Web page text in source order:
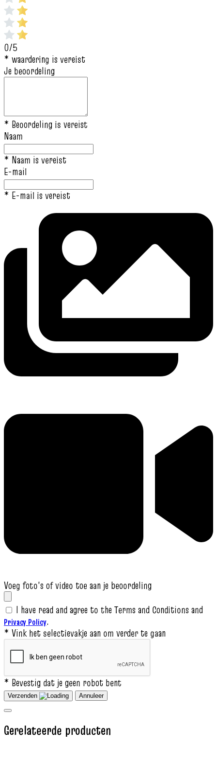
0/5
* waardering is vereist
Je beoordeling
* Beoordeling is vereist
Naam
* Naam is vereist
E-mail
* E-mail is vereist
Voeg foto's of video toe aan je beoordeling
I have read and agree to the Terms and Conditions and
Privacy Policy.
* Vink het selectievakje aan om verder te gaan
* Bevestig dat je geen robot bent
Verzenden Annuleer
Gerelateerde producten